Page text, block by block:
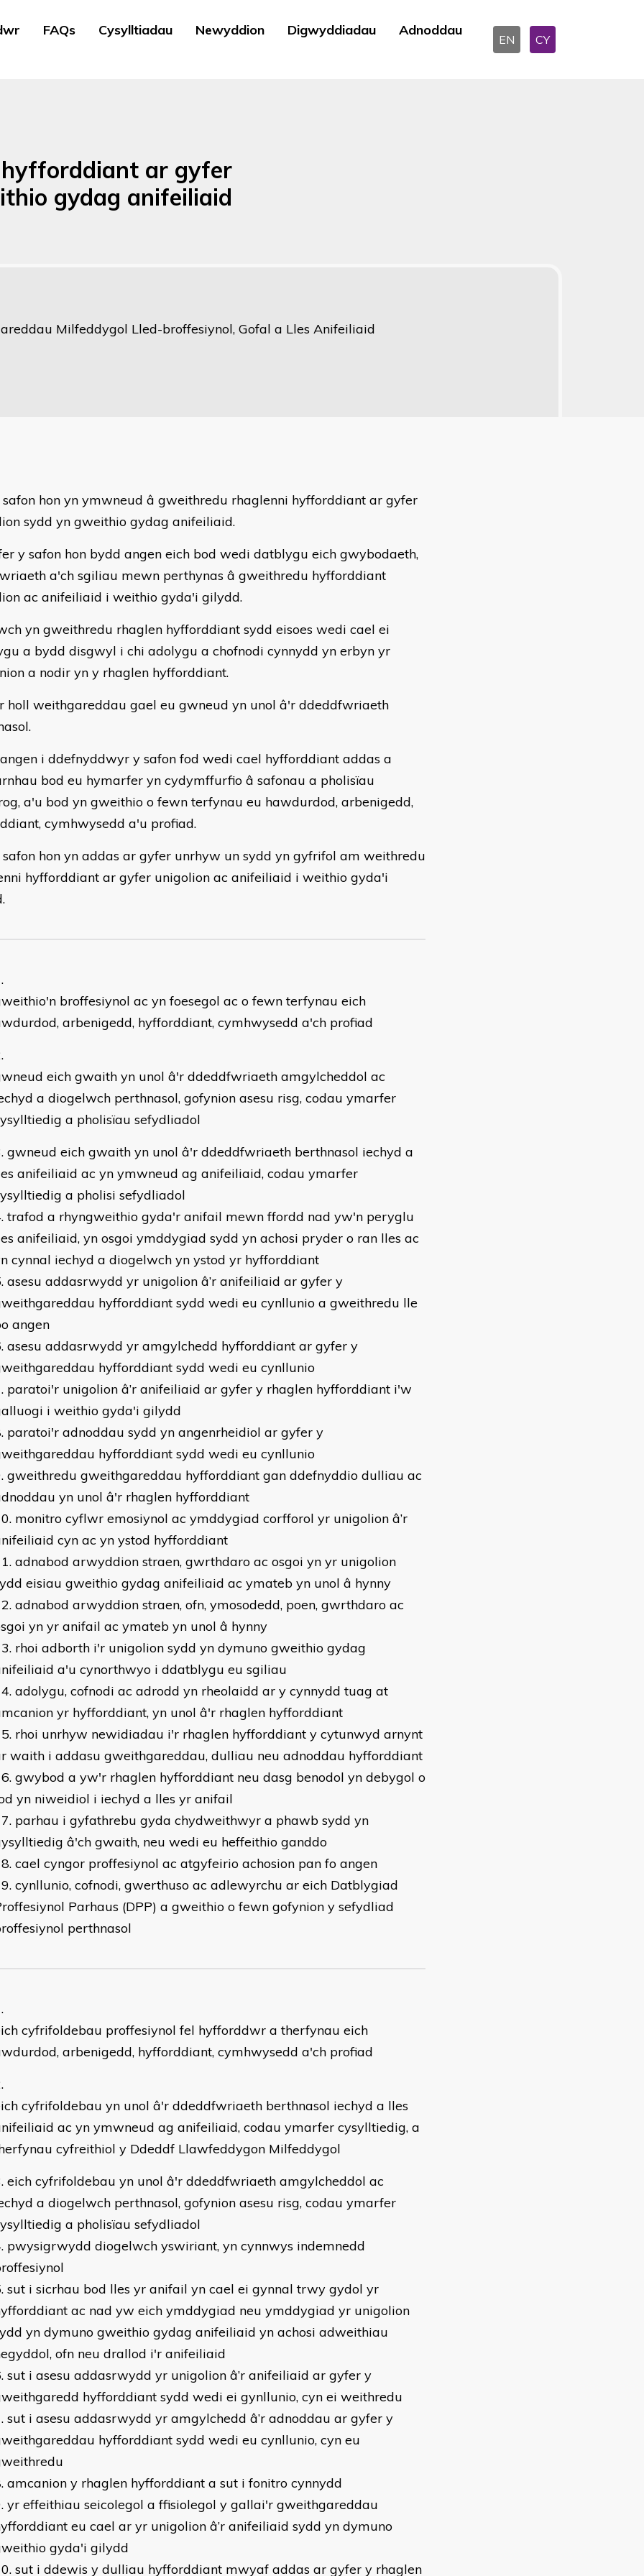
FAQs Cysylltiadau Newyddion Digwyddiadau Adnoddau
EN CY
ar gyfer
gydag anifeiliaid
Milfeddygol Lled-broffesiynol, Gofal a Lles Anifeiliaid
safon hon yn ymwneud â gweithredu rhaglenni hyfforddiant ar gyfer
sydd yn gweithio gydag anifeiliaid.
y safon hon bydd angen eich bod wedi datblygu eich gwybodaeth,
a'ch sgiliau mewn perthynas â gweithredu hyfforddiant
ac anifeiliaid i weithio gyda'i gilydd.
yn gweithredu rhaglen hyfforddiant sydd eisoes wedi cael ei
a bydd disgwyl i chi adolygu a chofnodi cynnydd yn erbyn yr
a nodir yn y rhaglen hyfforddiant.
holl weithgareddau gael eu gwneud yn unol â'r ddeddfwriaeth
i ddefnyddwyr y safon fod wedi cael hyfforddiant addas a
bod eu hymarfer yn cydymffurfio â safonau a pholisïau
a'u bod yn gweithio o fewn terfynau eu hawdurdod, arbenigedd,
cymhwysedd a'u profiad.
hon yn addas ar gyfer unrhyw un sydd yn gyfrifol am weithredu
hyfforddiant ar gyfer unigolion ac anifeiliaid i weithio gyda'i
broffesiynol ac yn foesegol ac o fewn terfynau eich
arbenigedd, hyfforddiant, cymhwysedd a'ch profiad
eich gwaith yn unol â'r ddeddfwriaeth amgylcheddol ac
a diogelwch perthnasol, gofynion asesu risg, codau ymarfer
a pholisïau sefydliadol
gwneud eich gwaith yn unol â'r ddeddfwriaeth berthnasol iechyd a
anifeiliaid ac yn ymwneud ag anifeiliaid, codau ymarfer
a pholisi sefydliadol
trafod a rhyngweithio gyda'r anifail mewn ffordd nad yw'n peryglu
anifeiliaid, yn osgoi ymddygiad sydd yn achosi pryder o ran lles ac
cynnal iechyd a diogelwch yn ystod yr hyfforddiant
asesu addasrwydd yr unigolion â’r anifeiliaid ar gyfer y
hyfforddiant sydd wedi eu cynllunio a gweithredu lle
angen
asesu addasrwydd yr amgylchedd hyfforddiant ar gyfer y
hyfforddiant sydd wedi eu cynllunio
paratoi'r unigolion â’r anifeiliaid ar gyfer y rhaglen hyfforddiant i'w
i weithio gyda'i gilydd
paratoi'r adnoddau sydd yn angenrheidiol ar gyfer y
hyfforddiant sydd wedi eu cynllunio
gweithredu gweithgareddau hyfforddiant gan ddefnyddio dulliau ac
yn unol â'r rhaglen hyfforddiant
monitro cyflwr emosiynol ac ymddygiad corfforol yr unigolion â’r
cyn ac yn ystod hyfforddiant
adnabod arwyddion straen, gwrthdaro ac osgoi yn yr unigolion
eisiau gweithio gydag anifeiliaid ac ymateb yn unol â hynny
adnabod arwyddion straen, ofn, ymosodedd, poen, gwrthdaro ac
yn yr anifail ac ymateb yn unol â hynny
rhoi adborth i'r unigolion sydd yn dymuno gweithio gydag
a'u cynorthwyo i ddatblygu eu sgiliau
adolygu, cofnodi ac adrodd yn rheolaidd ar y cynnydd tuag at
yr hyfforddiant, yn unol â'r rhaglen hyfforddiant
rhoi unrhyw newidiadau i'r rhaglen hyfforddiant y cytunwyd arnynt
waith i addasu gweithgareddau, dulliau neu adnoddau hyfforddiant
gwybod a yw'r rhaglen hyfforddiant neu dasg benodol yn debygol o
yn niweidiol i iechyd a lles yr anifail
parhau i gyfathrebu gyda chydweithwyr a phawb sydd yn
â'ch gwaith, neu wedi eu heffeithio ganddo
cael cyngor proffesiynol ac atgyfeirio achosion pan fo angen
cynllunio, cofnodi, gwerthuso ac adlewyrchu ar eich Datblygiad
Parhaus (DPP) a gweithio o fewn gofynion y sefydliad
perthnasol
cyfrifoldebau proffesiynol fel hyfforddwr a therfynau eich
arbenigedd, hyfforddiant, cymhwysedd a'ch profiad
cyfrifoldebau yn unol â'r ddeddfwriaeth berthnasol iechyd a lles
ac yn ymwneud ag anifeiliaid, codau ymarfer cysylltiedig, a
cyfreithiol y Ddeddf Llawfeddygon Milfeddygol
eich cyfrifoldebau yn unol â'r ddeddfwriaeth amgylcheddol ac
a diogelwch perthnasol, gofynion asesu risg, codau ymarfer
a pholisïau sefydliadol
pwysigrwydd diogelwch yswiriant, yn cynnwys indemnedd
sut i sicrhau bod lles yr anifail yn cael ei gynnal trwy gydol yr
ac nad yw eich ymddygiad neu ymddygiad yr unigolion
yn dymuno gweithio gydag anifeiliaid yn achosi adweithiau
ofn neu drallod i'r anifeiliaid
sut i asesu addasrwydd yr unigolion â’r anifeiliaid ar gyfer y
hyfforddiant sydd wedi ei gynllunio, cyn ei weithredu
sut i asesu addasrwydd yr amgylchedd â’r adnoddau ar gyfer y
hyfforddiant sydd wedi eu cynllunio, cyn eu
amcanion y rhaglen hyfforddiant a sut i fonitro cynnydd
yr effeithiau seicolegol a ffisiolegol y gallai'r gweithgareddau
eu cael ar yr unigolion â’r anifeiliaid sydd yn dymuno
gyda'i gilydd
sut i ddewis y dulliau hyfforddiant mwyaf addas ar gyfer y rhaglen